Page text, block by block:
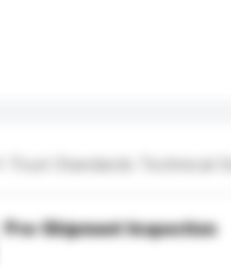
V-Trust Standards Technical
Pre-Shipment Inspection